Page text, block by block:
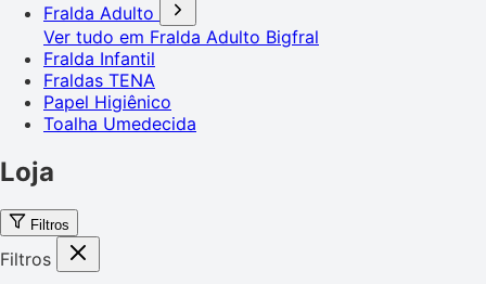
Fralda Adulto
Ver tudo em Fralda Adulto Bigfral
Fralda Infantil
Fraldas TENA
Papel Higiênico
Toalha Umedecida
Loja
Filtros
Filtros